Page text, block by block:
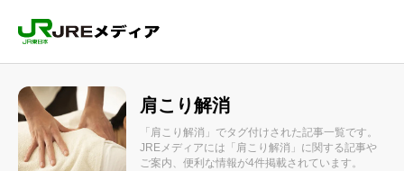
肩こり解消
「肩こり解消」でタグ付けされた記事一覧です。
JREメディアには「肩こり解消」に関する記事や
ご案内、便利な情報が4件掲載されています。